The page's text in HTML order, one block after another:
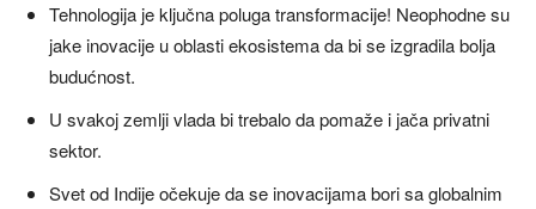
Tehnologija je ključna poluga transformacije! Neophodne su
jake inovacije u oblasti ekosistema da bi se izgradila bolja
budućnost.
U svakoj zemlji vlada bi trebalo da pomaže i jača privatni
sektor.
Svet od Indije očekuje da se inovacijama bori sa globalnim